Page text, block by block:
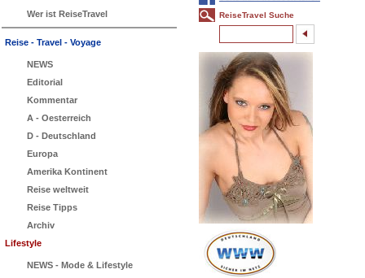
Wer ist ReiseTravel
Reise - Travel - Voyage
NEWS
Editorial
Kommentar
A - Oesterreich
D - Deutschland
Europa
Amerika Kontinent
Reise weltweit
Reise Tipps
Archiv
Lifestyle
NEWS - Mode & Lifestyle
ReiseTravel Suche